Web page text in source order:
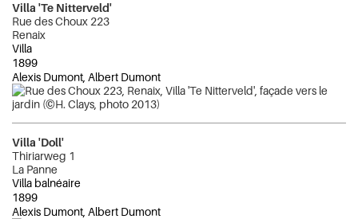
Villa 'Te Nitterveld'
Rue des Choux 223
Renaix
Villa
1899
Alexis Dumont, Albert Dumont
Villa 'Doll'
Thiriarweg 1
La Panne
Villa balnéaire
1899
Alexis Dumont, Albert Dumont